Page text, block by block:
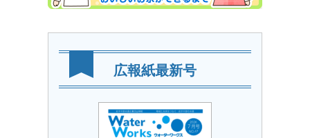
広報紙最新号